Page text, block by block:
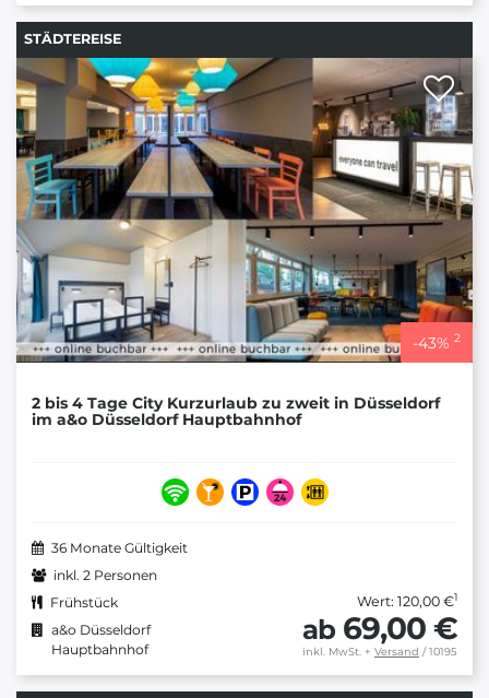
STÄDTEREISE
-43% 2
2 bis 4 Tage City Kurzurlaub zu zweit in Düsseldorf
im a&o Düsseldorf Hauptbahnhof
36 Monate Gültigkeit
inkl. 2 Personen
Frühstück
a&o Düsseldorf
Hauptbahnhof
Wert: 120,00 €1
ab 69,00 €
inkl. MwSt. + Versand / 10195